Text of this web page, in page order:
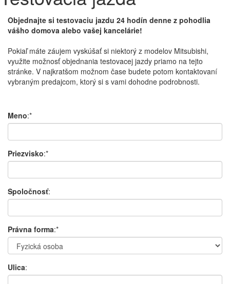
Objednajte si testovaciu jazdu 24 hodín denne z pohodlia
vášho domova alebo vašej kancelárie!
Pokiaľ máte záujem vyskúšať si niektorý z modelov Mitsubishi,
využite možnosť objednania testovacej jazdy priamo na tejto
stránke. V najkratšom možnom čase budete potom kontaktovaní
vybraným predajcom, ktorý si s vami dohodne podrobnosti.
Meno:*
Priezvisko:*
Spoločnosť:
Právna forma:*
Ulica: